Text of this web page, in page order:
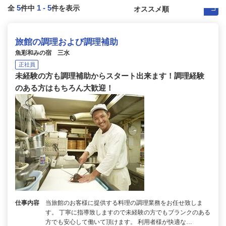
全 5件中 1 - 5件を表示
旅館の調理および調理補助
魚彩和みの宿 三水
正社員
未経験の方も調理補助からスタート出来ます！調理経験
のある方はもちろん大歓迎！
仕事内容
当旅館のお客様に提供する料理の調理業務をお任せ致しま
す。 丁寧に指導致しますので未経験の方でもブランクのある
方でも安心して働いて頂けます。 利用者様が快適な…